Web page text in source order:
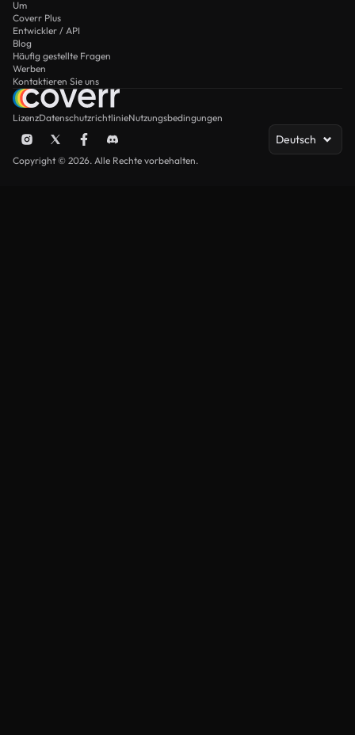
Um
Coverr Plus
Entwickler / API
Blog
Häufig gestellte Fragen
Werben
Kontaktieren Sie uns
LizenzDatenschutzrichtlinieNutzungsbedingungen
Deutsch
Copyright © 2026. Alle Rechte vorbehalten.